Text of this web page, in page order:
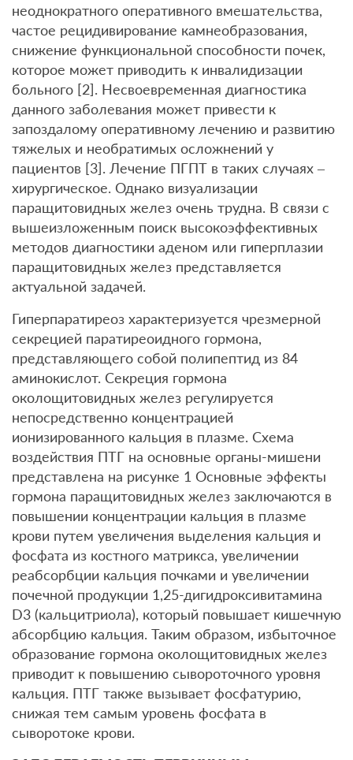
неоднократного оперативного вмешательства,
частое рецидивирование камнеобразования,
снижение функциональной способности почек,
которое может приводить к инвалидизации
больного [2]. Несвоевременная диагностика
данного заболевания может привести к
запоздалому оперативному лечению и развитию
тяжелых и необратимых осложнений у
пациентов [3]. Лечение ПГПТ в таких случаях –
хирургическое. Однако визуализации
паращитовидных желез очень трудна. В связи с
вышеизложенным поиск высокоэффективных
методов диагностики аденом или гиперплазии
паращитовидных желез представляется
актуальной задачей.
Гиперпаратиреоз характеризуется чрезмерной
секрецией паратиреоидного гормона,
представляющего собой полипептид из 84
аминокислот. Секреция гормона
околощитовидных желез регулируется
непосредственно концентрацией
ионизированного кальция в плазме. Схема
воздействия ПТГ на основные органы-мишени
представлена на рисунке 1 Основные эффекты
гормона паращитовидных желез заключаются в
повышении концентрации кальция в плазме
крови путем увеличения выделения кальция и
фосфата из костного матрикса, увеличении
реабсорбции кальция почками и увеличении
почечной продукции 1,25-дигидроксивитамина
D3 (кальцитриола), который повышает кишечную
абсорбцию кальция. Таким образом, избыточное
образование гормона околощитовидных желез
приводит к повышению сывороточного уровня
кальция. ПТГ также вызывает фосфатурию,
снижая тем самым уровень фосфата в
сыворотоке крови.